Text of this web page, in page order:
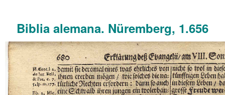
Biblia alemana. Nüremberg, 1.656